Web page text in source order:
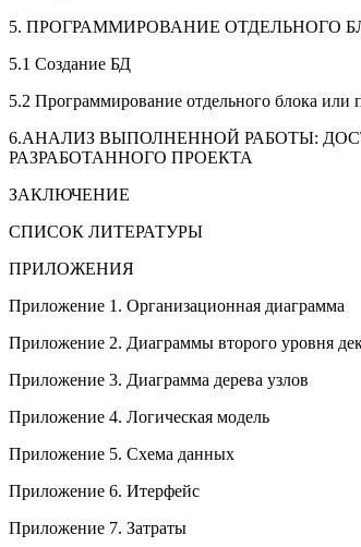
5. ПРОГРАММИРОВАНИЕ
5.1 Создание БД
5.2 Программирование отдельного блока
6.АНАЛИЗ ВЫПОЛНЕННОЙ РАБОТЫ:
РАЗРАБОТАННОГО ПРОЕКТА
ЗАКЛЮЧЕНИЕ
СПИСОК ЛИТЕРАТУРЫ
ПРИЛОЖЕНИЯ
Приложение 1. Организационная диаграмма
Приложение 2. Диаграммы второго уровня
Приложение 3. Диаграмма дерева узлов
Приложение 4. Логическая модель
Приложение 5. Схема данных
Приложение 6. Итерфейс
Приложение 7. Затраты